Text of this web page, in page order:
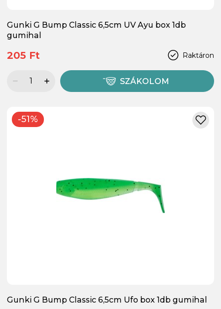
Gunki G Bump Classic 6,5cm UV Ayu box 1db
gumihal
Raktáron
205 Ft
SZÁKOLOM
-51%
Gunki G Bump Classic 6,5cm Ufo box 1db gumihal